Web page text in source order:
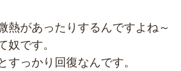
熱があったりするんですよね～
奴です。
すっかり回復なんです。